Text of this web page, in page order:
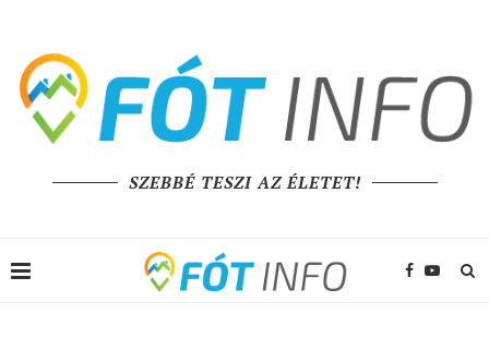
SZEBBÉ TESZI AZ ÉLETET!